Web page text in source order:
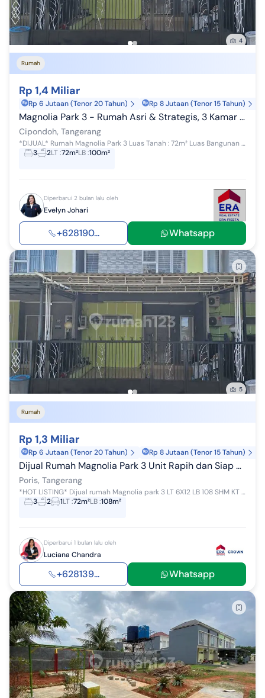
4
Rumah
Rp 1,4 Miliar
Rp 6 Jutaan (Tenor 20 Tahun) Rp 8 Jutaan (Tenor 15 Tahun)
Magnolia Park 3 - Rumah Asri & Strategis, 3 Kamar Tidur
Cipondoh, Tangerang
*DIJUAL* Rumah Magnolia Park 3 Luas Tanah : 72m² Luas Bangunan : 100m² Kamar Tidur : 3 KT kamar Mandi : 2 KM Air : air tanah+PDAM Listrik : 350...
3
2LT:72m²LB:100m²
Diperbarui 2 bulan lalu oleh
Evelyn Johari
+628190... Whatsapp
5
Rumah
Rp 1,3 Miliar
Rp 6 Jutaan (Tenor 20 Tahun) Rp 8 Jutaan (Tenor 15 Tahun)
Dijual Rumah Magnolia Park 3 Unit Rapih dan Siap Huni
Poris, Tangerang
*HOT LISTING* Dijual rumah Magnolia park 3 LT 6X12 LB 108 SHM KT 3 KM 2 3500 AIR TANAH TP SUDAH ADA JALUR PAM TIMUR Rp 1,3M nego IPL 350k Semua b...
3
2 1LT:72m²LB:108m²
Diperbarui 1 bulan lalu oleh
Luciana Chandra
+628139... Whatsapp